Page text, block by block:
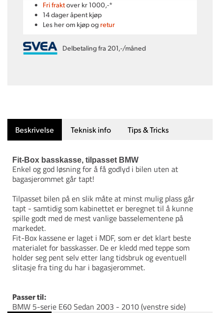
Fri fraktover kr 1000,-*
14 dager åpent kjøp
Les her om kjøp og retur
Delbetaling fra 201,-/måned
Beskrivelse Teknisk info Tips & Tricks
Fit-Box basskasse, tilpasset BMW
Enkel og god løsning for å få godlyd i bilen uten at
bagasjerommet går tapt!
Tilpasset bilen på en slik måte at minst mulig plass går
tapt - samtidig som kabinettet er beregnet til å kunne
spille godt med de mest vanlige basselementene på
markedet.
Fit-Box kassene er laget i MDF, som er det klart beste
materialet for basskasser. De er kledd med teppe som
holder seg pent selv etter lang tidsbruk og eventuell
slitasje fra ting du har i bagasjerommet.
Passer til:
BMW 5-serie E60 Sedan 2003 - 2010 (venstre side)